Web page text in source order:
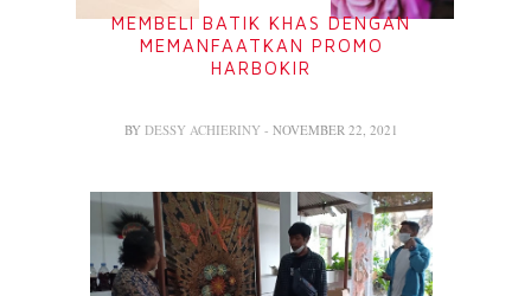
MEMBELI BATIK KHAS DENGAN
MEMANFAATKAN PROMO
HARBOKIR
BYDESSY ACHIERINY- NOVEMBER 22, 2021